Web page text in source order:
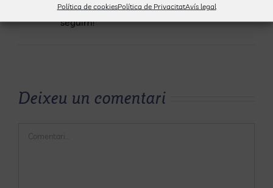
Política de cookiesPolítica de PrivacitatAvís legal
llarga trajectòria. Per molts anys més,
seguim!
Deixeu un comentari
Comentari